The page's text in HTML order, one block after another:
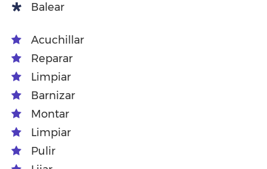
Balear
Acuchillar
Reparar
Limpiar
Barnizar
Montar
Limpiar
Pulir